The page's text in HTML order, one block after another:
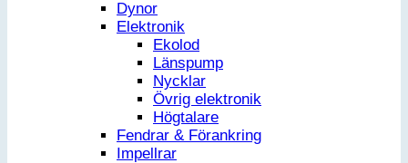
Dynor
Elektronik
Ekolod
Länspump
Nycklar
Övrig elektronik
Högtalare
Fendrar & Förankring
Impellrar